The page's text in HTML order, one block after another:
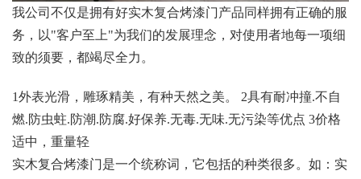
我公司不仅是拥有好实木复合烤漆门产品同样拥有正确的服
务，以"客户至上"为我们的发展理念，对使用者地每一项细
致的须要，都竭尽全力。
1外表光滑，雕琢精美，有种天然之美。 2具有耐冲撞.不自
燃.防虫蛀.防潮.防腐.好保养.无毒.无味.无污染等优点 3价格
适中，重量轻
实木复合烤漆门是一个统称词，它包括的种类很多。如：实